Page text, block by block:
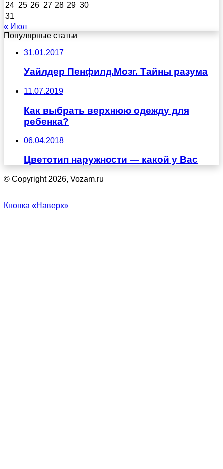
24 25 26 27 28 29 30
31
« Июл
Популярные статьи
31.01.2017
Уайлдер Пенфилд.Мозг. Тайны разума
11.07.2019
Как выбрать верхнюю одежду для
ребенка?
06.04.2018
Цветотип наружности — какой у Вас
© Copyright 2026, Vozam.ru
Кнопка «Наверх»